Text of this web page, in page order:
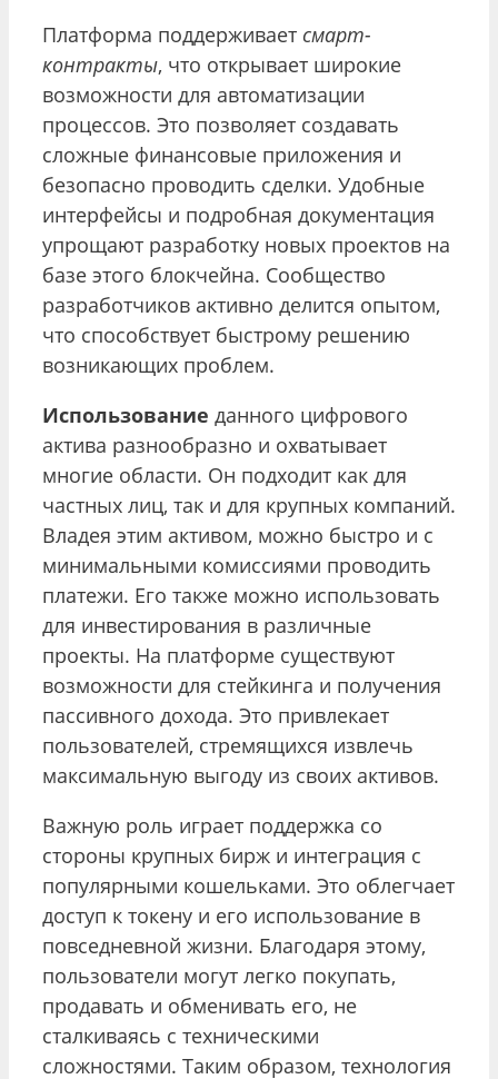
Платформа поддерживает смарт-
контракты, что открывает широкие
возможности для автоматизации
процессов. Это позволяет создавать
сложные финансовые приложения и
безопасно проводить сделки. Удобные
интерфейсы и подробная документация
упрощают разработку новых проектов на
базе этого блокчейна. Сообщество
разработчиков активно делится опытом,
что способствует быстрому решению
возникающих проблем.
Использование данного цифрового
актива разнообразно и охватывает
многие области. Он подходит как для
частных лиц, так и для крупных компаний.
Владея этим активом, можно быстро и с
минимальными комиссиями проводить
платежи. Его также можно использовать
для инвестирования в различные
проекты. На платформе существуют
возможности для стейкинга и получения
пассивного дохода. Это привлекает
пользователей, стремящихся извлечь
максимальную выгоду из своих активов.
Важную роль играет поддержка со
стороны крупных бирж и интеграция с
популярными кошельками. Это облегчает
доступ к токену и его использование в
повседневной жизни. Благодаря этому,
пользователи могут легко покупать,
продавать и обменивать его, не
сталкиваясь с техническими
сложностями. Таким образом, технология